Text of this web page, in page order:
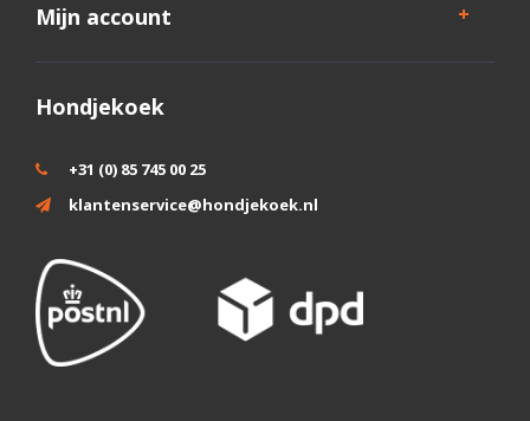
Mijn account
Hondjekoek
+31 (0) 85 745 00 25
klantenservice@hondjekoek.nl